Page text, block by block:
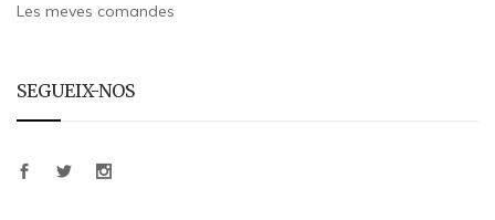
Les meves comandes
SEGUEIX-NOS